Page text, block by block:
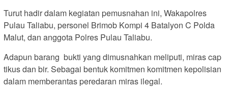
Turut hadir dalam kegiatan pemusnahan ini, Wakapolres
Pulau Taliabu, personel Brimob Kompi 4 Batalyon C Polda
Malut, dan anggota Polres Pulau Taliabu.
Adapun barang bukti yang dimusnahkan meliputi, miras cap
tikus dan bir. Sebagai bentuk komitmen komitmen kepolisian
dalam memberantas peredaran miras ilegal.